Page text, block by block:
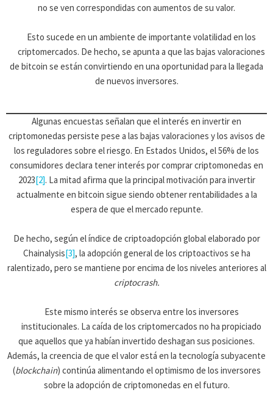
no se ven correspondidas con aumentos de su valor.
Esto sucede en un ambiente de importante volatilidad en los
criptomercados. De hecho, se apunta a que las bajas valoraciones
de bitcoin se están convirtiendo en una oportunidad para la llegada
de nuevos inversores.
Algunas encuestas señalan que el interés en invertir en
criptomonedas persiste pese a las bajas valoraciones y los avisos de
los reguladores sobre el riesgo. En Estados Unidos, el 56% de los
consumidores declara tener interés por comprar criptomonedas en
2023[2]. La mitad afirma que la principal motivación para invertir
actualmente en bitcoin sigue siendo obtener rentabilidades a la
espera de que el mercado repunte.
De hecho, según el índice de criptoadopción global elaborado por
Chainalysis[3], la adopción general de los criptoactivos se ha
ralentizado, pero se mantiene por encima de los niveles anteriores al
criptocrash.
Este mismo interés se observa entre los inversores
institucionales. La caída de los criptomercados no ha propiciado
que aquellos que ya habían invertido deshagan sus posiciones.
Además, la creencia de que el valor está en la tecnología subyacente
(blockchain) continúa alimentando el optimismo de los inversores
sobre la adopción de criptomonedas en el futuro.